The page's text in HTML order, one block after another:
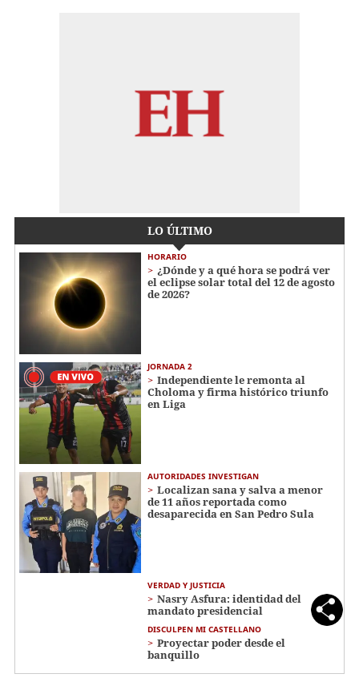
LO ÚLTIMO
HORARIO
¿Dónde y a qué hora se podrá ver
el eclipse solar total del 12 de agosto
de 2026?
JORNADA 2
Independiente le remonta al
Choloma y firma histórico triunfo
en Liga
AUTORIDADES INVESTIGAN
Localizan sana y salva a menor
de 11 años reportada como
desaparecida en San Pedro Sula
VERDAD Y JUSTICIA
Nasry Asfura: identidad del
mandato presidencial
DISCULPEN MI CASTELLANO
Proyectar poder desde el
banquillo